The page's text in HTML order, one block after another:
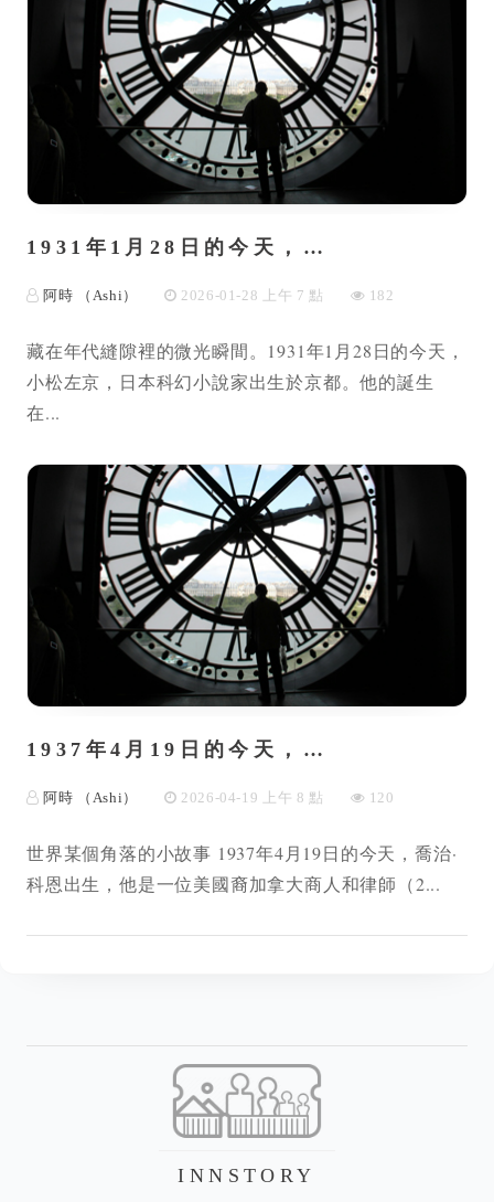
1931年1月28日的今天，…
阿時 （Ashi） 2026-01-28 上午 7 點 182
藏在年代縫隙裡的微光瞬間。1931年1月28日的今天，
小松左京，日本科幻小說家出生於京都。他的誕生
在...
1937年4月19日的今天，…
阿時 （Ashi） 2026-04-19 上午 8 點 120
世界某個角落的小故事 1937年4月19日的今天，喬治·
科恩出生，他是一位美國裔加拿大商人和律師（2...
INNSTORY